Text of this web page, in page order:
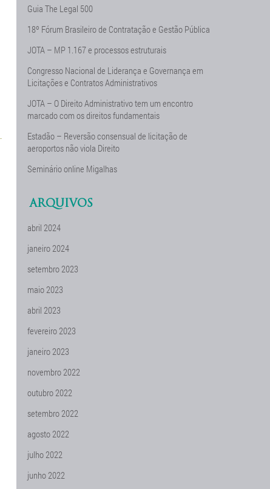
Guia The Legal 500
18º Fórum Brasileiro de Contratação e Gestão Pública
JOTA – MP 1.167 e processos estruturais
Congresso Nacional de Liderança e Governança em
Licitações e Contratos Administrativos
JOTA – O Direito Administrativo tem um encontro
marcado com os direitos fundamentais
Estadão – Reversão consensual de licitação de
aeroportos não viola Direito
Seminário online Migalhas
ARQUIVOS
abril 2024
janeiro 2024
setembro 2023
maio 2023
abril 2023
fevereiro 2023
janeiro 2023
novembro 2022
outubro 2022
setembro 2022
agosto 2022
julho 2022
junho 2022